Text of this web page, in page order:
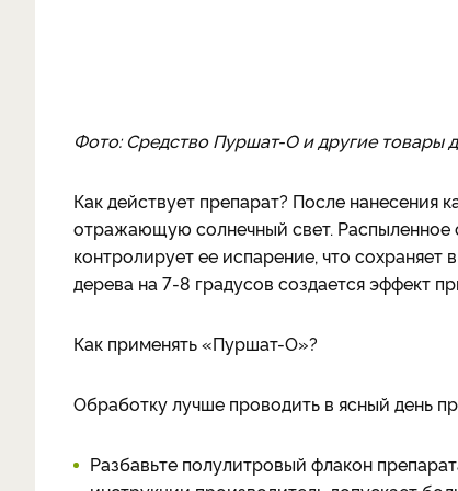
Фото: Средство Пуршат-О и другие товары
Как действует препарат? После нанесения
отражающую солнечный свет. Распыленное
контролирует ее испарение, что
дерева на 7-8 градусов создается эффект
Как применять «Пуршат-О»?
Обработку лучше проводить в ясный день
Разбавьте полулитровый флакон